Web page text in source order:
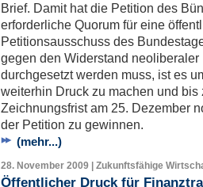
Brief. Damit hat die Petition des
erforderliche Quorum für eine
Petitionsausschuss des
gegen den Widerstand
durchgesetzt werden muss, ist es
weiterhin Druck zu machen und
Zeichnungsfrist am 25. Dezember
der Petition zu gewinnen.
(mehr...)
28. November 2009 | Zukunftsfähige
Öffentlicher Druck für